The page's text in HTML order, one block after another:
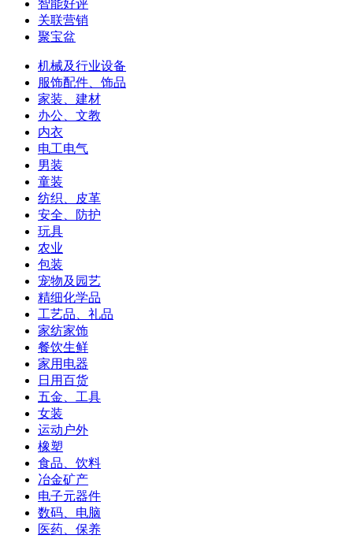
智能好评
关联营销
聚宝盆
机械及行业设备
服饰配件、饰品
家装、建材
办公、文教
内衣
电工电气
男装
童装
纺织、皮革
安全、防护
玩具
农业
包装
宠物及园艺
精细化学品
工艺品、礼品
家纺家饰
餐饮生鲜
家用电器
日用百货
五金、工具
女装
运动户外
橡塑
食品、饮料
冶金矿产
电子元器件
数码、电脑
医药、保养